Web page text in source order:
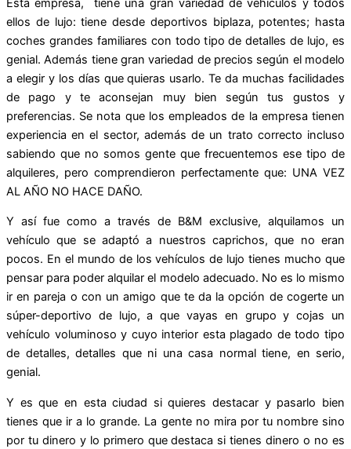
ellos de lujo: tiene desde deportivos biplaza, potentes; hasta
coches grandes familiares con todo tipo de detalles de lujo, es
genial. Además tiene gran variedad de precios según el modelo
a elegir y los días que quieras usarlo. Te da muchas facilidades
de pago y te aconsejan muy bien según tus gustos y
preferencias. Se nota que los empleados de la empresa tienen
experiencia en el sector, además de un trato correcto incluso
sabiendo que no somos gente que frecuentemos ese tipo de
alquileres, pero comprendieron perfectamente que: UNA VEZ
AL AÑO NO HACE DAÑO.
Y así fue como a través de B&M exclusive, alquilamos un
vehículo que se adaptó a nuestros caprichos, que no eran
pocos. En el mundo de los vehículos de lujo tienes mucho que
pensar para poder alquilar el modelo adecuado. No es lo mismo
ir en pareja o con un amigo que te da la opción de cogerte un
súper-deportivo de lujo, a que vayas en grupo y cojas un
vehículo voluminoso y cuyo interior esta plagado de todo tipo
de detalles, detalles que ni una casa normal tiene, en serio,
genial.
Y es que en esta ciudad si quieres destacar y pasarlo bien
tienes que ir a lo grande. La gente no mira por tu nombre sino
por tu dinero y lo primero que destaca si tienes dinero o no es